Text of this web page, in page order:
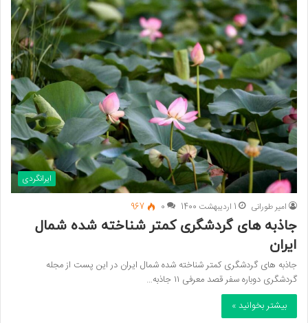
ایرانگردی
امیر طورانی 1 اردیبهشت 1400 0
967
جاذبه های گردشگری کمتر شناخته شده شمال
ایران
جاذبه های گردشگری کمتر شناخته شده شمال ایران در این پست از مجله
گردشگری دوباره سفر قصد معرفی ۱۱ جاذبه…
بیشتر بخوانید »